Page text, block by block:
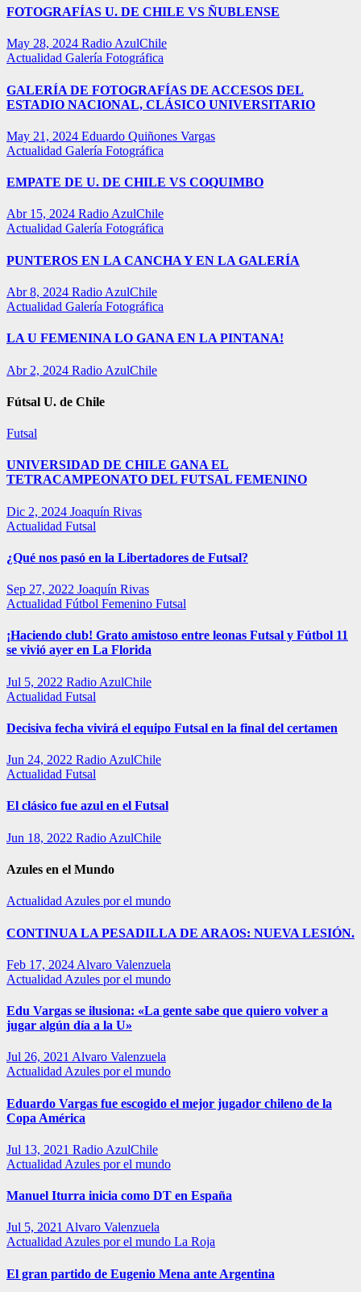
FOTOGRAFÍAS U. DE CHILE VS ÑUBLENSE
May 28, 2024 Radio AzulChile
Actualidad Galería Fotográfica
GALERÍA DE FOTOGRAFÍAS DE ACCESOS DEL
ESTADIO NACIONAL, CLÁSICO UNIVERSITARIO
May 21, 2024 Eduardo Quiñones Vargas
Actualidad Galería Fotográfica
EMPATE DE U. DE CHILE VS COQUIMBO
Abr 15, 2024 Radio AzulChile
Actualidad Galería Fotográfica
PUNTEROS EN LA CANCHA Y EN LA GALERÍA
Abr 8, 2024 Radio AzulChile
Actualidad Galería Fotográfica
LA U FEMENINA LO GANA EN LA PINTANA!
Abr 2, 2024 Radio AzulChile
Fútsal U. de Chile
Futsal
UNIVERSIDAD DE CHILE GANA EL
TETRACAMPEONATO DEL FUTSAL FEMENINO
Dic 2, 2024 Joaquín Rivas
Actualidad Futsal
¿Qué nos pasó en la Libertadores de Futsal?
Sep 27, 2022 Joaquín Rivas
Actualidad Fútbol Femenino Futsal
¡Haciendo club! Grato amistoso entre leonas Futsal y Fútbol 11
se vivió ayer en La Florida
Jul 5, 2022 Radio AzulChile
Actualidad Futsal
Decisiva fecha vivirá el equipo Futsal en la final del certamen
Jun 24, 2022 Radio AzulChile
Actualidad Futsal
El clásico fue azul en el Futsal
Jun 18, 2022 Radio AzulChile
Azules en el Mundo
Actualidad Azules por el mundo
CONTINUA LA PESADILLA DE ARAOS: NUEVA LESIÓN.
Feb 17, 2024 Alvaro Valenzuela
Actualidad Azules por el mundo
Edu Vargas se ilusiona: «La gente sabe que quiero volver a
jugar algún día a la U»
Jul 26, 2021 Alvaro Valenzuela
Actualidad Azules por el mundo
Eduardo Vargas fue escogido el mejor jugador chileno de la
Copa América
Jul 13, 2021 Radio AzulChile
Actualidad Azules por el mundo
Manuel Iturra inicia como DT en España
Jul 5, 2021 Alvaro Valenzuela
Actualidad Azules por el mundo La Roja
El gran partido de Eugenio Mena ante Argentina